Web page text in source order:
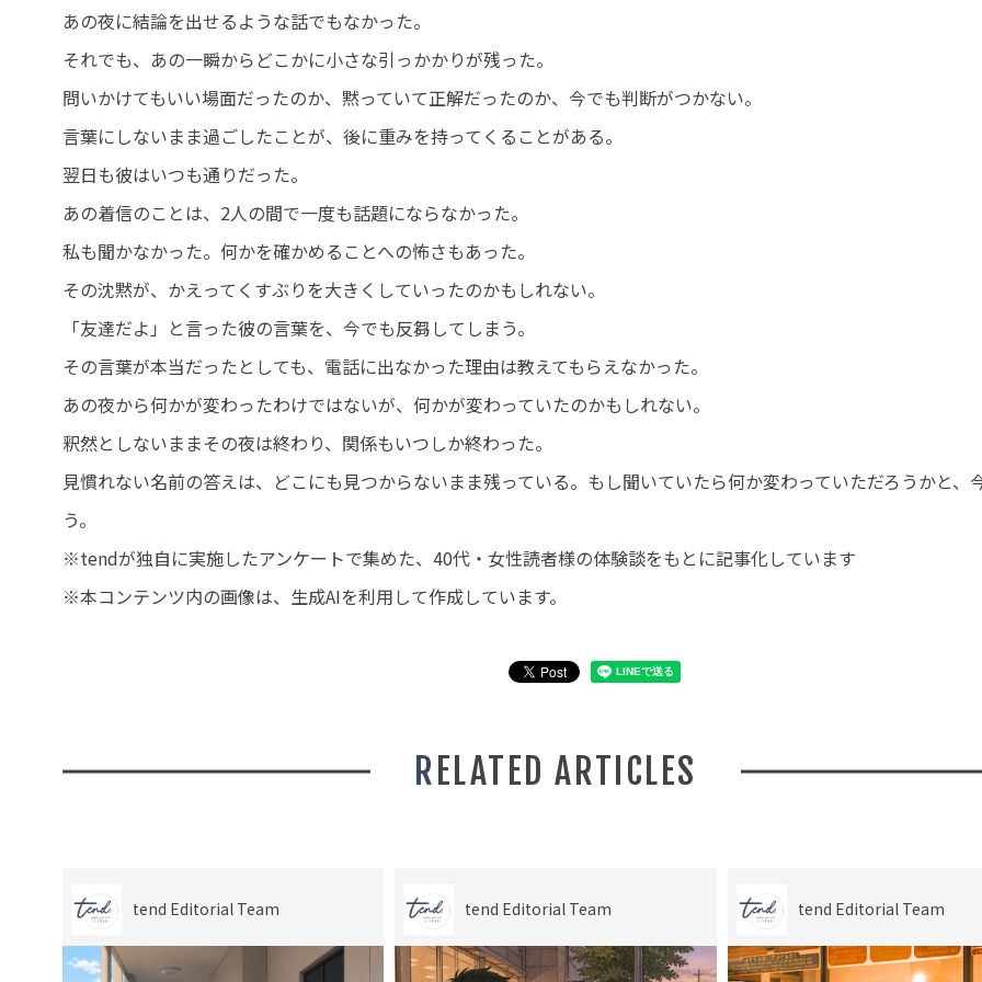
あの夜に結論を出せるような話でもなかった。
それでも、あの一瞬からどこかに小さな引っかかりが残った。
問いかけてもいい場面だったのか、黙っていて正解だったのか、今でも判断がつかない。
言葉にしないまま過ごしたことが、後に重みを持ってくることがある。
翌日も彼はいつも通りだった。
あの着信のことは、2人の間で一度も話題にならなかった。
私も聞かなかった。何かを確かめることへの怖さもあった。
その沈黙が、かえってくすぶりを大きくしていったのかもしれない。
「友達だよ」と言った彼の言葉を、今でも反芻してしまう。
その言葉が本当だったとしても、電話に出なかった理由は教えてもらえなかった。
あの夜から何かが変わったわけではないが、何かが変わっていたのかもしれない。
釈然としないままその夜は終わり、関係もいつしか終わった。
見慣れない名前の答えは、どこにも見つからないまま残っている。もし聞いていたら何か変わっていただろうかと、
う。
※tendが独自に実施したアンケートで集めた、40代・女性読者様の体験談をもとに記事化しています
※本コンテンツ内の画像は、生成AIを利用して作成しています。
RELATED ARTICLES
tend Editorial Team tend Editorial Team tend Editorial Team